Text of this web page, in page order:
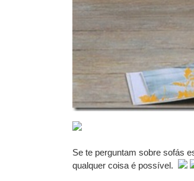
Se te perguntam sobre sofás
qualquer coisa é possível.